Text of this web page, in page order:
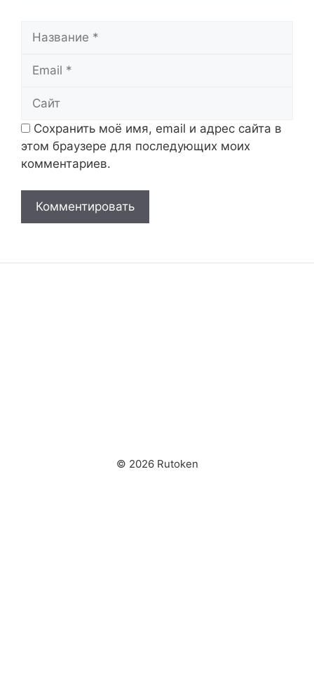
Сохранить моё имя, email и адрес сайта в
этом браузере для последующих моих
комментариев.
© 2026 Rutoken